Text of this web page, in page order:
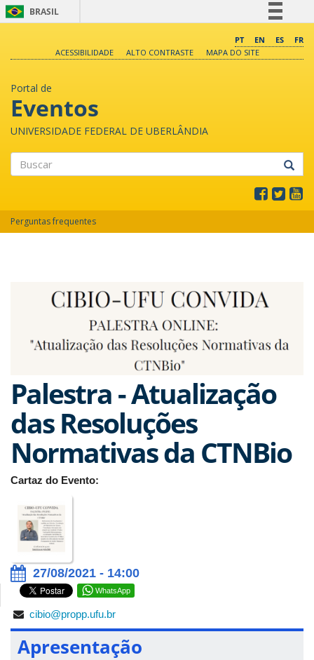
BRASIL
Comunica BR
PT EN ES
FR
ACESSIBILIDADE
ALTO CONTRASTE MAPA DO SITE
Portal de
Eventos
UNIVERSIDADE FEDERAL DE UBERLÂNDIA
Perguntas frequentes
Palestra - Atualização
das Resoluções
Normativas da CTNBio
Cartaz do Evento:
27/08/2021 - 14:00
WhatsApp
cibio@propp.ufu.br
Apresentação